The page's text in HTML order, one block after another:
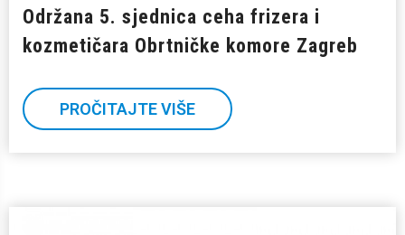
Održana 5. sjednica ceha frizera i
kozmetičara Obrtničke komore Zagreb
PROČITAJTE VIŠE